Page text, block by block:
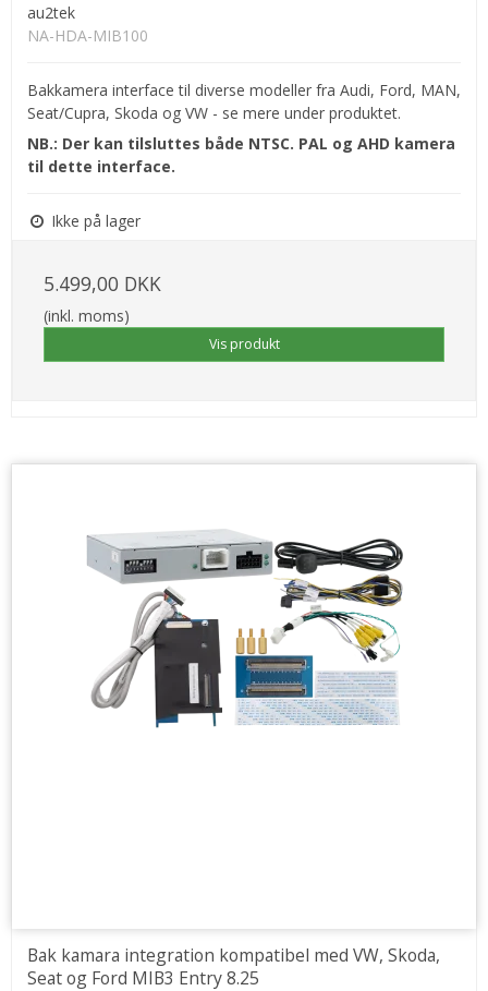
au2tek
NA-HDA-MIB100
Bakkamera interface til diverse modeller fra Audi, Ford, MAN,
Seat/Cupra, Skoda og VW - se mere under produktet.
NB.: Der kan tilsluttes både NTSC. PAL og AHD kamera
til dette interface.
Ikke på lager
5.499,00 DKK
(inkl. moms)
Vis produkt
Bak kamara integration kompatibel med VW, Skoda,
Seat og Ford MIB3 Entry 8.25